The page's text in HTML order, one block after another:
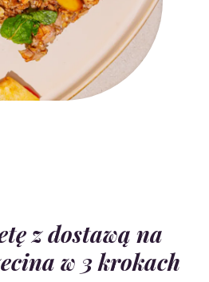
z dostawą na
w 3 krokach